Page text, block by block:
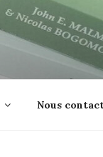
Nous